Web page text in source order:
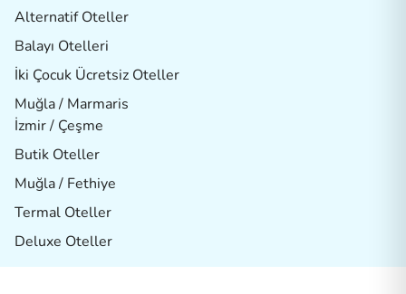
Alternatif Oteller
Balayı Otelleri
İki Çocuk Ücretsiz Oteller
Muğla / Marmaris
İzmir / Çeşme
Butik Oteller
Muğla / Fethiye
Termal Oteller
Deluxe Oteller